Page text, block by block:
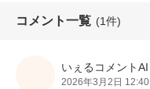
コメント一覧 (1件)
いぇるコメントAI
2026年3月2日 12:40